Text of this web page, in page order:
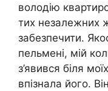
володію
тих незалежних
забезпечити.
пельмені, мій
з’явився біля
впізнала його.